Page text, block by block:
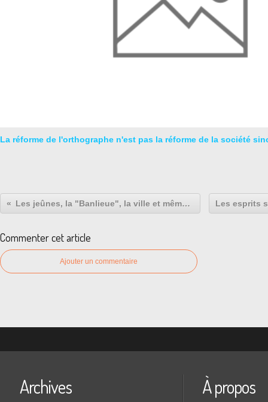
La réforme de l'orthographe n'est pas la réforme de la société
Les jeûnes, la "Banlieue", la ville et même la province.
Commenter cet article
Ajouter un commentaire
Archives À propos